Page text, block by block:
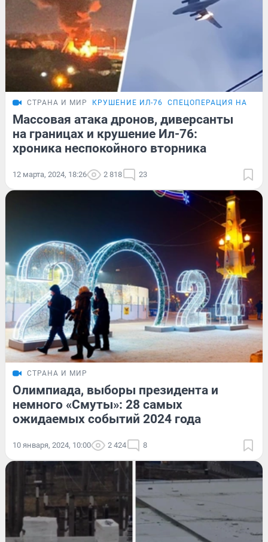
СТРАНА И МИР КРУШЕНИЕ ИЛ-76 СПЕЦОПЕРАЦИЯ НА
Массовая атака дронов, диверсанты
на границах и крушение Ил-76:
хроника неспокойного вторника
12 марта, 2024, 18:26 2 818 23
СТРАНА И МИР
Олимпиада, выборы президента и
немного «Смуты»: 28 самых
ожидаемых событий 2024 года
10 января, 2024, 10:00 2 424 8